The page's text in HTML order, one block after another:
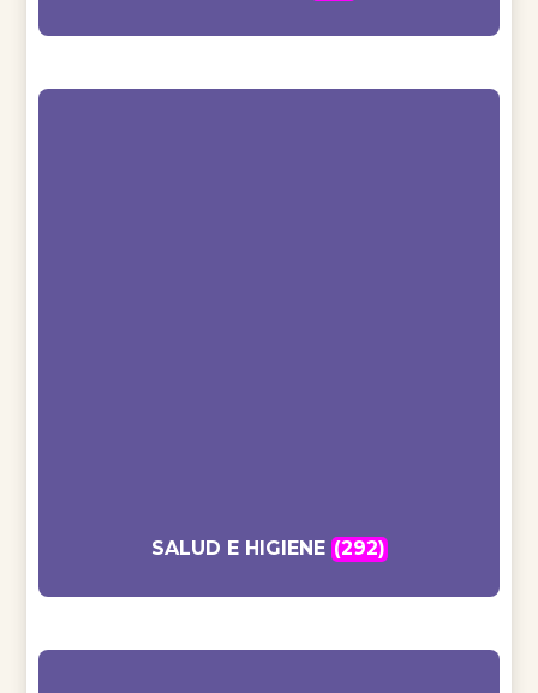
SALUD E HIGIENE (292)